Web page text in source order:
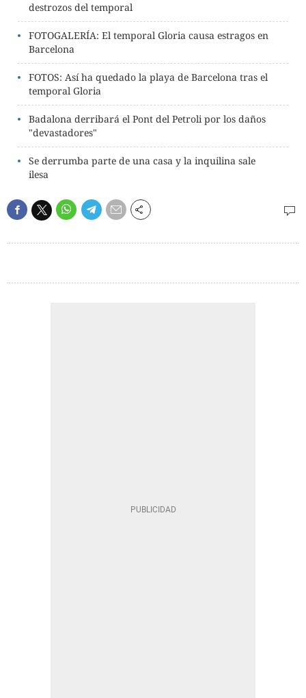
destrozos del temporal
FOTOGALERÍA: El temporal Gloria causa estragos en
Barcelona
FOTOS: Así ha quedado la playa de Barcelona tras el
temporal Gloria
Badalona derribará el Pont del Petroli por los daños
"devastadores"
Se derrumba parte de una casa y la inquilina sale
ilesa